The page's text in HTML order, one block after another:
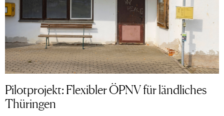
Pilotprojekt: Flexibler ÖPNV für ländliches
Thüringen